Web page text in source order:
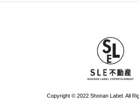
Copyright © 2022 Shonan Label. All